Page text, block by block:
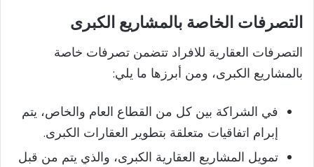
التصرفات الخاصة بالمشاريع الكبرى
التصرفات العقارية للافراد تتضمن تصرفات خاصة
بالمشاريع الكبرى، ومن أبرزها ما يلي:
في الشراكة بين كل من القطاع العام والخاص، يتم
إبرام اتفاقيات متعلقة بتطوير العقارات الكبرى.
تمويل المشاريع العقارية الكبرى، والذي يتم من قبل